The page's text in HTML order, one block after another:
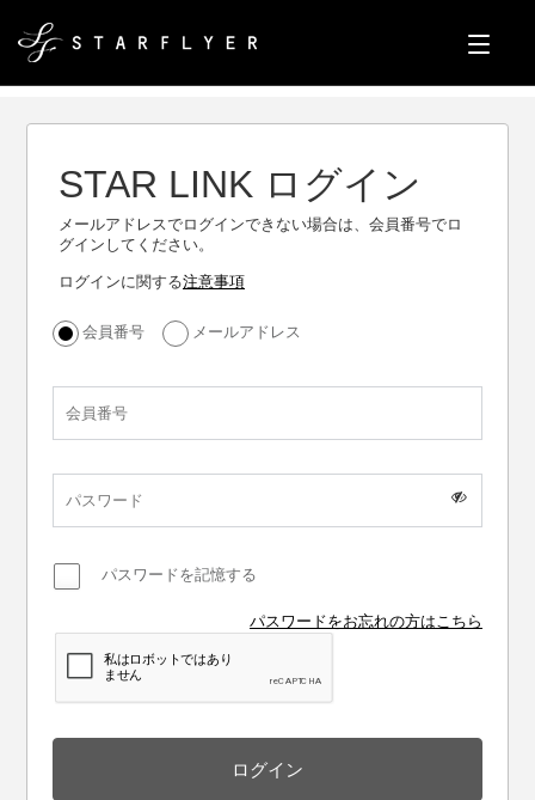
STAR LINK ログイン
メールアドレスでログインできない場合は、会員番号でロ
グインしてください。
ログインに関する注意事項
会員番号 メールアドレス
パスワードを記憶する
パスワードをお忘れの方はこちら
ログイン